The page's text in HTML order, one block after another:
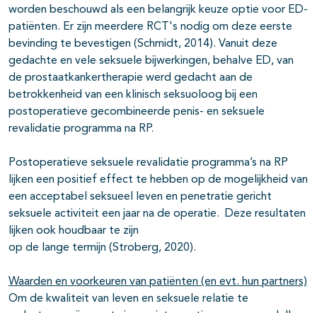
worden beschouwd als een belangrijk keuze optie voor ED-
patiënten. Er zijn meerdere RCT's nodig om deze eerste
bevinding te bevestigen (Schmidt, 2014). Vanuit deze
gedachte en vele seksuele bijwerkingen, behalve ED, van
de prostaatkankertherapie werd gedacht aan de
betrokkenheid van een klinisch seksuoloog bij een
postoperatieve gecombineerde penis- en seksuele
revalidatie programma na RP.
Postoperatieve seksuele revalidatie programma’s na RP
lijken een positief effect te hebben op de mogelijkheid van
een acceptabel seksueel leven en penetratie gericht
seksuele activiteit een jaar na de operatie. Deze resultaten
lijken ook houdbaar te zijn
op de lange termijn (Stroberg, 2020).
Waarden en voorkeuren van patiënten (en evt. hun partners)
Om de kwaliteit van leven en seksuele relatie te